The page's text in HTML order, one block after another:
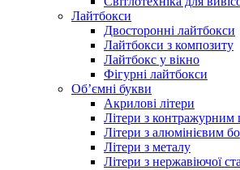
Лайтбокси
Двосторонні лайтбокси
Лайтбокси з композиту
Лайтбокс у вікно
Фігурні лайтбокси
Об’ємні букви
Акрилові літери
Літери з контражурним
Літери з алюмінієвим
Літери з металу
Літери з нержавіючої